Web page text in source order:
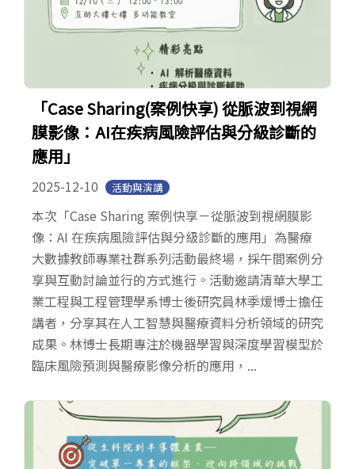
「Case Sharing(案例快享) 從脈波到視網
膜影像：AI在疾病風險評估與分級診斷的
應用」
2025-12-10 活動與演講
本次「Case Sharing 案例快享－從脈波到視網膜影
像：AI 在疾病風險評估與分級診斷的應用」為醫療
大數據教師專業社群系列活動最終場，採午間案例分
享與互動討論並行的方式進行。活動邀請清華大學工
業工程與工程管理學系博士後研究員林季煖博士擔任
講者，分享其在人工智慧與醫療資料分析領域的研究
成果。林博士長期專注於機器學習與深度學習模型於
臨床風險預測與醫療影像分析的應用，...